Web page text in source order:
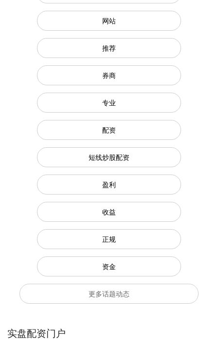
网站
推荐
券商
专业
配资
短线炒股配资
盈利
收益
正规
资金
更多话题动态
实盘配资门户